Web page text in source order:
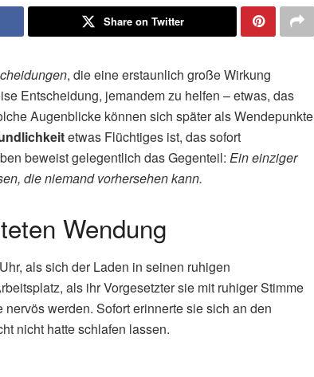
Share on Twitter
, die eine erstaunlich große Wirkung
Entscheidung, jemandem zu helfen – etwas, das
Augenblicke können sich später als Wendepunkte
etwas Flüchtiges ist, das sofort
beweist gelegentlich das Gegenteil: Ein einziger
die niemand vorhersehen kann.
Wendung
als sich der Laden in seinen ruhigen
als ihr Vorgesetzter sie mit ruhiger Stimme
werden. Sofort erinnerte sie sich an den
nicht hatte schlafen lassen.